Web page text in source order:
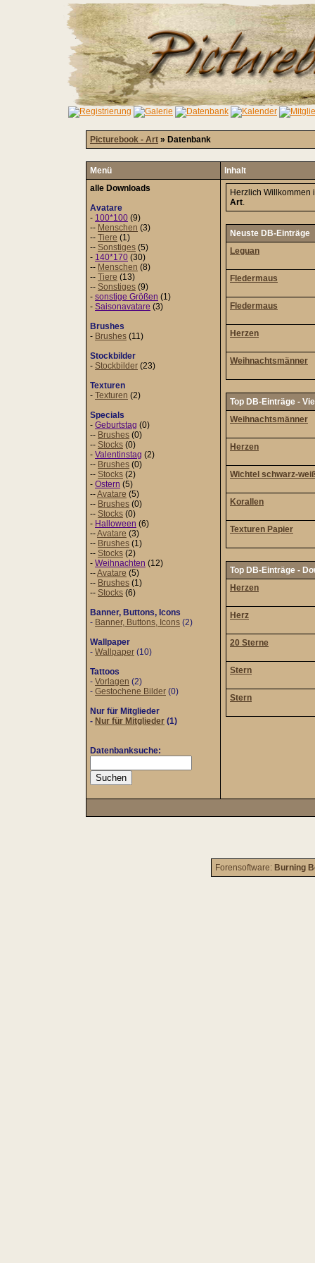
Picturebook - Art » Datenbank
Menü
Inhalt
alle Downloads
Avatare
- 100*100 (9)
-- Menschen (3)
-- Tiere (1)
-- Sonstiges (5)
- 140*170 (30)
-- Menschen (8)
-- Tiere (13)
-- Sonstiges (9)
- sonstige Größen (1)
- Saisonavatare (3)
Brushes
- Brushes (11)
Stockbilder
- Stockbilder (23)
Texturen
- Texturen (2)
Specials
- Geburtstag (0)
-- Brushes (0)
-- Stocks (0)
- Valentinstag (2)
-- Brushes (0)
-- Stocks (2)
- Ostern (5)
--Avatare (5)
-- Brushes (0)
-- Stocks (0)
- Halloween (6)
--Avatare (3)
-- Brushes (1)
-- Stocks (2)
- Weihnachten (12)
--Avatare (5)
-- Brushes (1)
-- Stocks (6)
Banner, Buttons, Icons
- Banner, Buttons, Icons (2)
Wallpaper
- Wallpaper (10)
Tattoos
- Vorlagen (2)
- Gestochene Bilder (0)
Nur für Mitglieder
- Nur für Mitglieder (1)
Datenbanksuche:
Herzlich
Art.
Neuste DB-Einträge
Leguan
Fledermaus
Fledermaus
Herzen
Weihnachtsmänner
Top DB-Einträge -
Weihnachtsmänner
Herzen
Wichtel schwarz-
Korallen
Texturen Papier
Top DB-Einträge -
Herzen
Herz
20 Sterne
Stern
Stern
Forensoftware: Burning